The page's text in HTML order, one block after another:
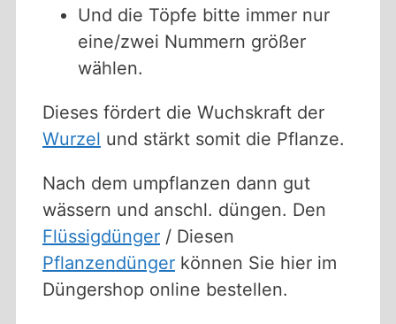
Und die Töpfe bitte immer nur
eine/zwei Nummern größer
wählen.
Dieses fördert die Wuchskraft der
Wurzel und stärkt somit die Pflanze.
Nach dem umpflanzen dann gut
wässern und anschl. düngen. Den
Flüssigdünger / Diesen
Pflanzendünger können Sie hier im
Düngershop online bestellen.